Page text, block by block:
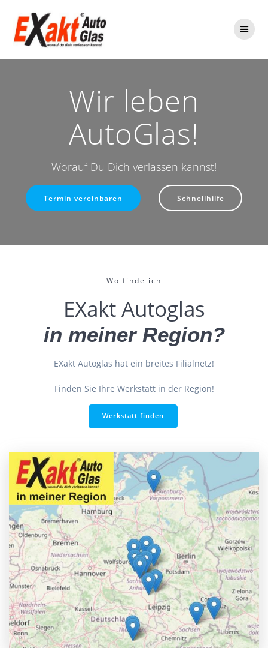
Wir leben
AutoGlas!
Worauf Du Dich verlassen kannst!
Termin vereinbaren Schnellhilfe
Wo finde ich
EXakt Autoglas
in meiner Region?
EXakt Autoglas hat ein breites Filialnetz!
Finden Sie Ihre Werkstatt in der Region!
Werkstatt finden